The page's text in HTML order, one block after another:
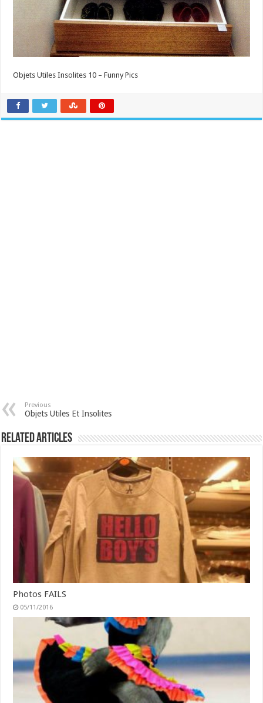
Objets Utiles Insolites 10 – Funny Pics
Previous
Objets Utiles Et Insolites
Related Articles
Photos FAILS
05/11/2016